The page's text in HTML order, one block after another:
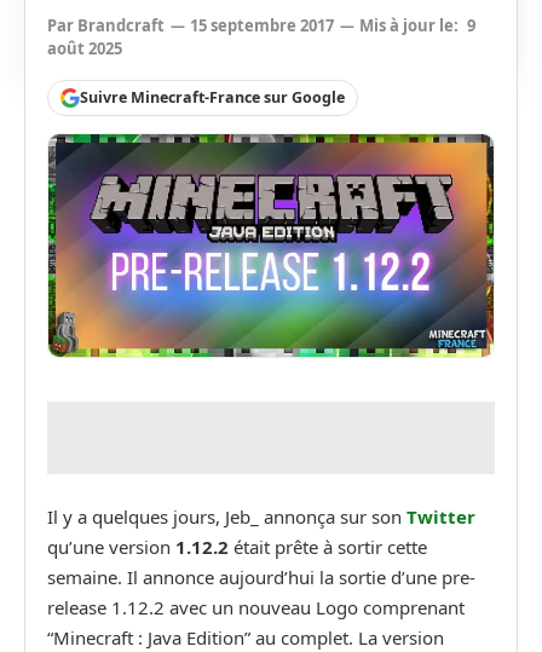
Par Brandcraft 15 septembre 2017 Mis à jour le: 9
août 2025
Suivre Minecraft-France sur Google
Il y a quelques jours, Jeb_ annonça sur son Twitter
qu’une version 1.12.2 était prête à sortir cette
semaine. Il annonce aujourd’hui la sortie d’une pre-
release 1.12.2 avec un nouveau Logo comprenant
“Minecraft : Java Edition” au complet. La version